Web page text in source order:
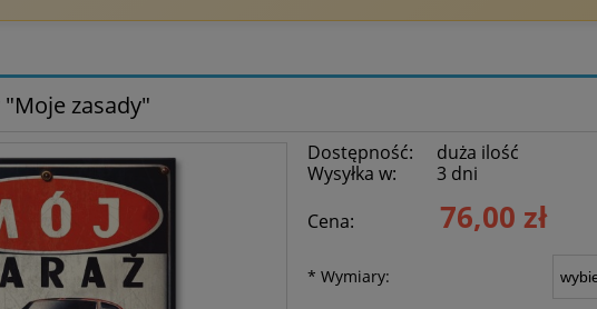
zasady"
Dostępność:
duża ilość
Wysyłka w:
3 dni
Cena:
76,00 zł
* Wymiary: